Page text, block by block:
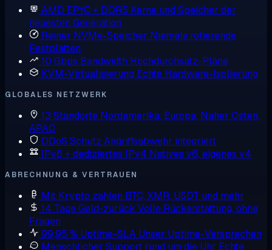
AMD EPYC + DDR5 Kerne und Speicher der
neuesten Generation
Reiner NVMe-Speicher Niemals rotierende
Festplatten
10 Gbps Bandwidth Hochdurchsatz-Pläne
KVM-Virtualisierung Echte Hardware-Isolierung
GLOBALES NETZWERK
13 Standorte Nordamerika, Europa, Naher Osten,
APAC
DDoS Schutz Angriffsabwehr integriert
IPv6 + dediziertes IPv4 Natives v6, eigenes v4
ABRECHNUNG & VERTRAUEN
Mit Krypto zahlen BTC, XMR, USDT und mehr
14 Tage Geld-zurück Volle Rückerstattung, ohne
Fragen
99,95 % Uptime-SLA Unser Uptime-Versprechen
Menschlicher Support rund um die Uhr Echte